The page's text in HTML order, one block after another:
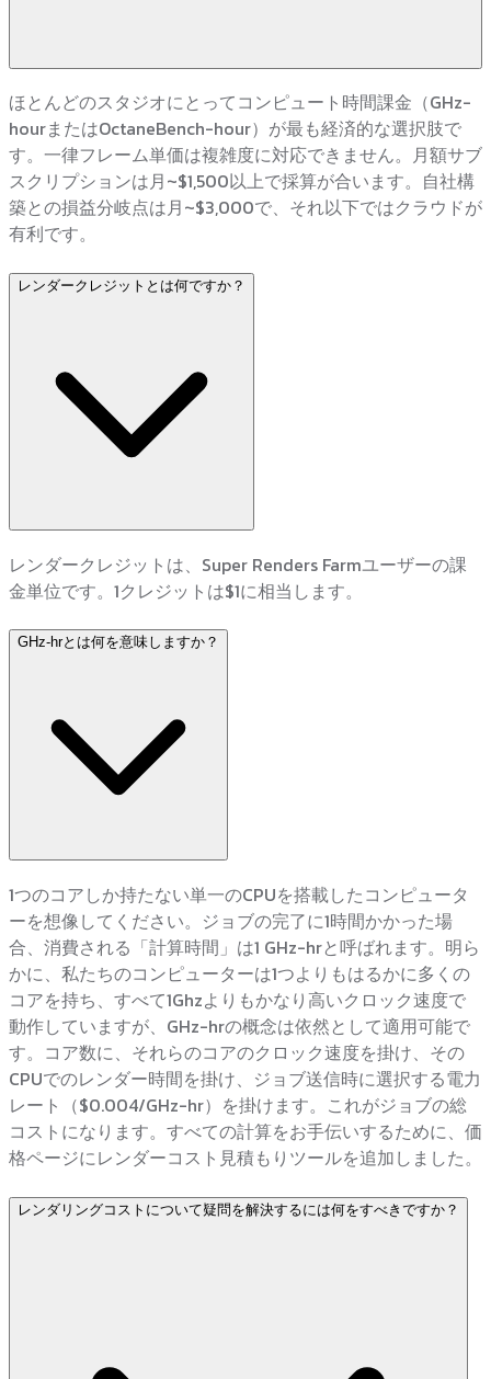
ほとんどのスタジオにとってコンピュート時間課金（GHz-
hourまたはOctaneBench-hour）が最も経済的な選択肢で
す。一律フレーム単価は複雑度に対応できません。月額サブ
スクリプションは月~$1,500以上で採算が合います。自社構
築との損益分岐点は月~$3,000で、それ以下ではクラウドが
有利です。
レンダークレジットとは何ですか？
レンダークレジットは、Super Renders Farmユーザーの課
金単位です。1クレジットは$1に相当します。
GHz-hrとは何を意味しますか？
1つのコアしか持たない単一のCPUを搭載したコンピュータ
ーを想像してください。ジョブの完了に1時間かかった場
合、消費される「計算時間」は1 GHz-hrと呼ばれます。明ら
かに、私たちのコンピューターは1つよりもはるかに多くの
コアを持ち、すべて1Ghzよりもかなり高いクロック速度で
動作していますが、GHz-hrの概念は依然として適用可能で
す。コア数に、それらのコアのクロック速度を掛け、その
CPUでのレンダー時間を掛け、ジョブ送信時に選択する電力
レート（$0.004/GHz-hr）を掛けます。これがジョブの総
コストになります。すべての計算をお手伝いするために、価
格ページにレンダーコスト見積もりツールを追加しました。
レンダリングコストについて疑問を解決するには何をすべきですか？